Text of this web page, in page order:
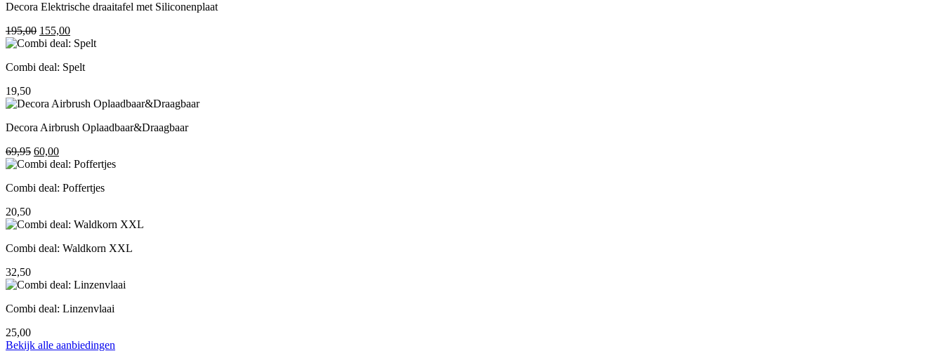
Decora Elektrische draaitafel met Siliconenplaat
195,00 Oorspronkelijke
prijs
195,00.
155,00
prijs
155,00.
Combi deal: Spelt
19,50
Decora Airbrush Oplaadbaar&Draagbaar
69,95 Oorspronkelijke
prijs
69,95.
60,00
prijs
60,00.
Combi deal: Poffertjes
20,50
Combi deal: Waldkorn XXL
32,50
Combi deal: Linzenvlaai
25,00
Bekijk alle aanbiedingen